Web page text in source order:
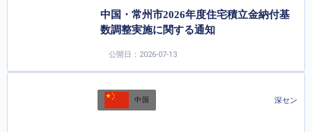
中国・常州市2026年度住宅積立金納付基
数調整実施に関する通知
公開日：2026-07-13
中国 深セン